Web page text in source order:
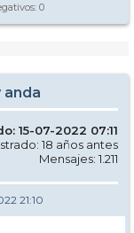
0
anda
15-07-2022 07:11
18 años antes
Mensajes: 1.211
21:10